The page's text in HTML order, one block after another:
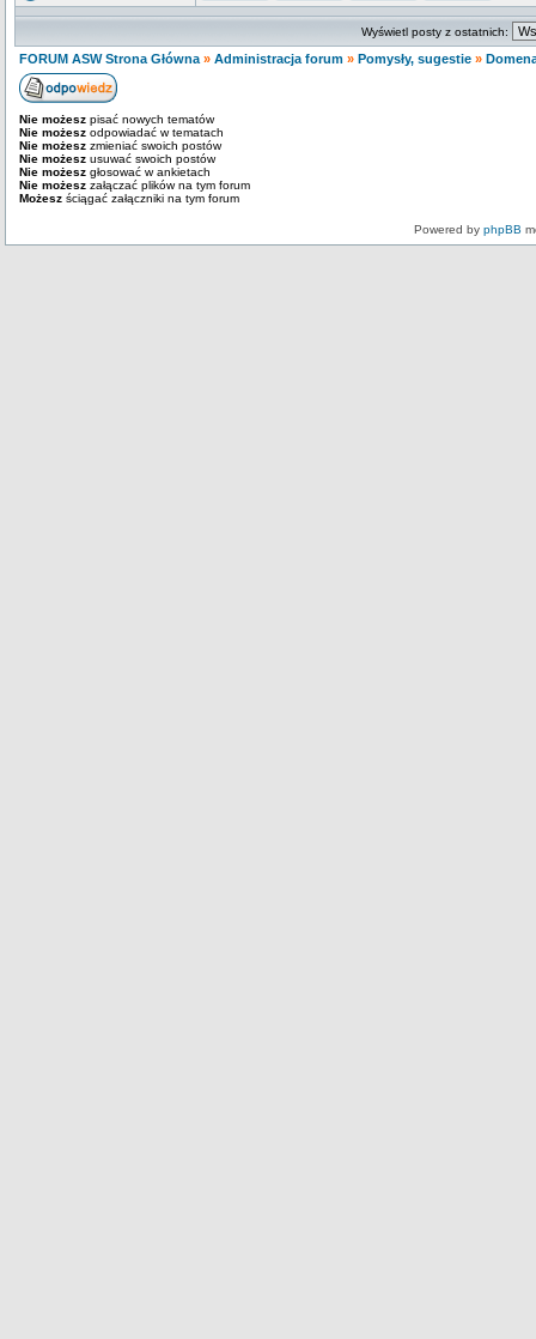
Wyświetl posty z ostatnich:
FORUM ASW Strona Główna » Administracja forum » Pomysły, sugestie »
Nie możesz pisać nowych tematów
Nie możesz odpowiadać w tematach
Nie możesz zmieniać swoich postów
Nie możesz usuwać swoich postów
Nie możesz głosować w ankietach
Nie możesz załączać plików na tym forum
Możesz ściągać załączniki na tym forum
Powered by phpBB